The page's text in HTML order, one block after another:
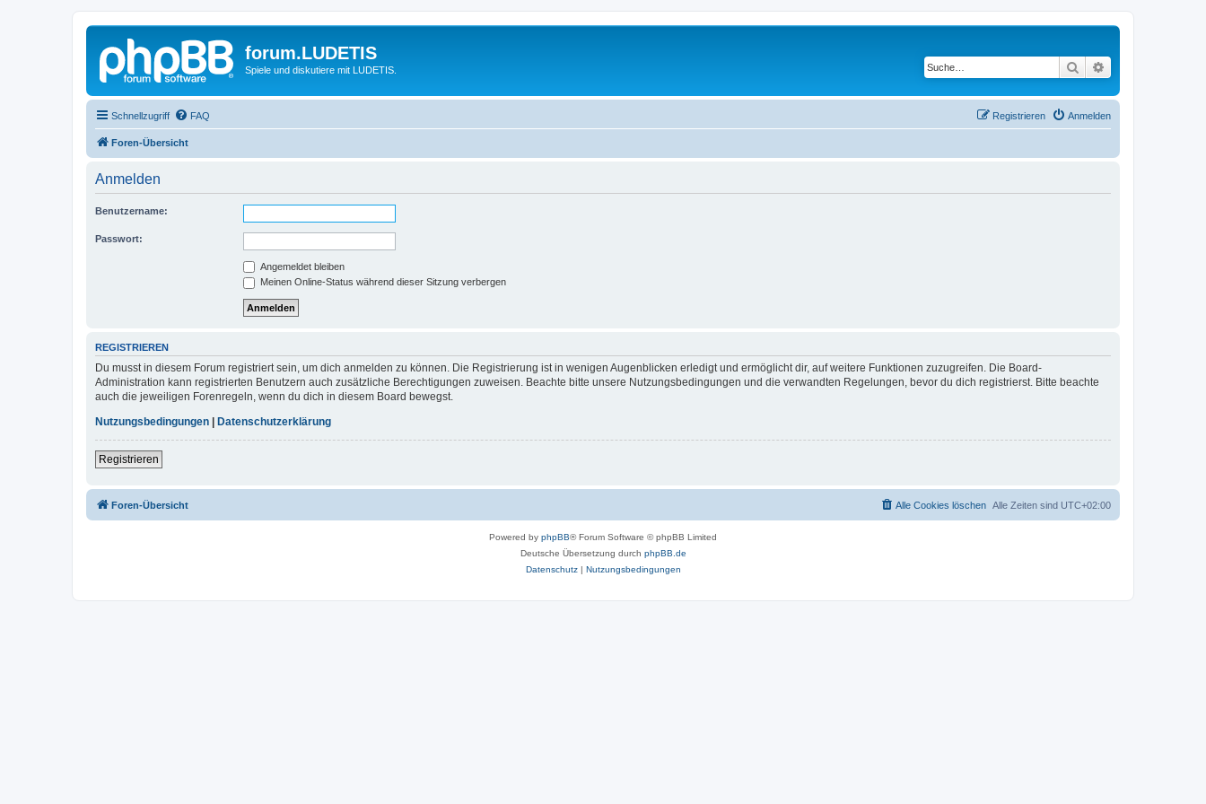
forum.LUDETIS
Spiele und diskutiere mit LUDETIS. Suche
Schnellzugriff FAQ Anmelden
Registrieren
Foren-Übersicht
Anmelden
Benutzername:
Passwort:
Angemeldet bleiben
Meinen Online-Status während dieser Sitzung verbergen
REGISTRIEREN
Du musst in diesem Forum registriert sein, um dich anmelden zu können. Die Registrierung ist in wenigen Augenblicken erledigt und ermöglicht dir, auf weitere Funktionen zuzugreifen. Die Board-
Administration kann registrierten Benutzern auch zusätzliche Berechtigungen zuweisen. Beachte bitte unsere Nutzungsbedingungen und die verwandten Regelungen, bevor du dich registrierst. Bitte beachte
auch die jeweiligen Forenregeln, wenn du dich in diesem Board bewegst.
Nutzungsbedingungen
Datenschutzerklärung
Registrieren
Foren-Übersicht Alle Zeiten sind UTC+02:00
Alle Cookies löschen
Powered by phpBB® Forum Software © phpBB Limited
Deutsche Übersetzung durch phpBB.de
Datenschutz| Nutzungsbedingungen